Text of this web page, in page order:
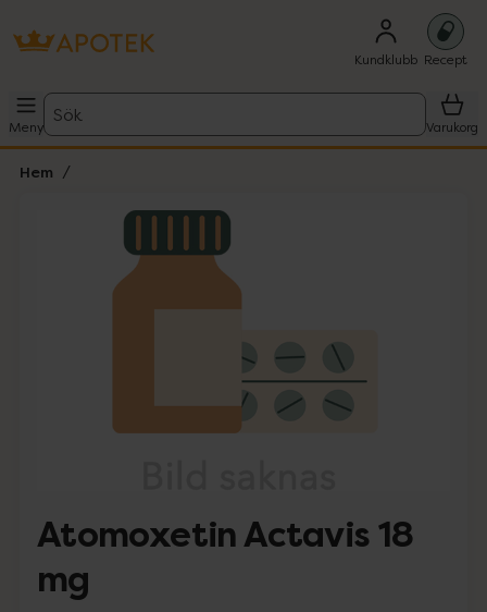
Kundklubb Recept
Meny
Sök
Varukorg
Hem
Lista: . Innehåller 1 objekt.
Atomoxetin Actavis 18
mg